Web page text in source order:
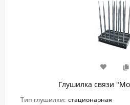
Глушилка связи
Тип глушилки: стационарная